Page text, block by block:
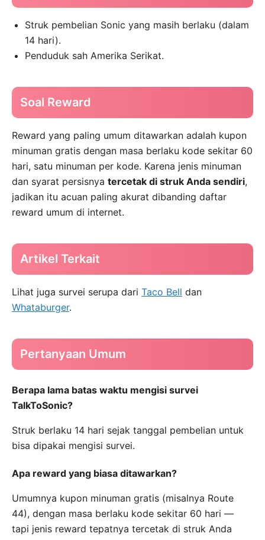
Struk pembelian Sonic yang masih berlaku (dalam
14 hari).
Penduduk sah Amerika Serikat.
Soal Reward
Reward yang paling umum ditawarkan adalah kupon
minuman gratis dengan masa berlaku kode sekitar 60
hari, satu minuman per kode. Karena jenis minuman
dan syarat persisnya tercetak di struk Anda sendiri,
jadikan itu acuan paling akurat dibanding daftar
reward umum di internet.
Artikel Terkait
Lihat juga survei serupa dari Taco Bell dan
Whataburger.
Pertanyaan Umum
Berapa lama batas waktu mengisi survei
TalkToSonic?
Struk berlaku 14 hari sejak tanggal pembelian untuk
bisa dipakai mengisi survei.
Apa reward yang biasa ditawarkan?
Umumnya kupon minuman gratis (misalnya Route
44), dengan masa berlaku kode sekitar 60 hari —
tapi jenis reward tepatnya tercetak di struk Anda